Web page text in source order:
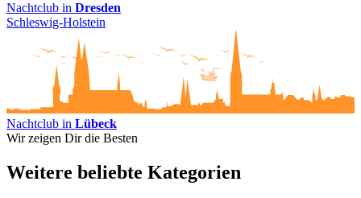
Nachtclub in Dresden
Schleswig-Holstein
Nachtclub in Lübeck
Wir zeigen Dir die Besten
Weitere beliebte Kategorien